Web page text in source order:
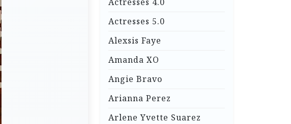
Actresses 5.0
Alexsis Faye
Amanda XO
Angie Bravo
Arianna Perez
Arlene Yvette Suarez